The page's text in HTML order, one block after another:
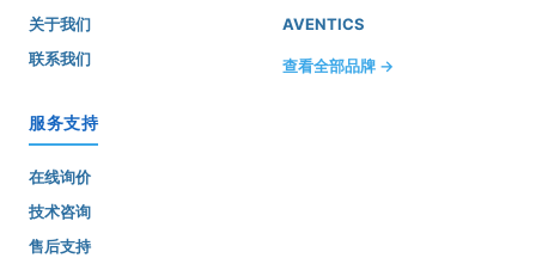
关于我们
联系我们
AVENTICS
查看全部品牌 →
服务支持
在线询价
技术咨询
售后支持